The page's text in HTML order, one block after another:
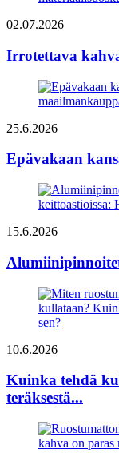
02.07.2026
Irrotettava
25.6.2026
Epävakaan
15.6.2026
10.6.2026
Kuinka tehdä
teräksestä...